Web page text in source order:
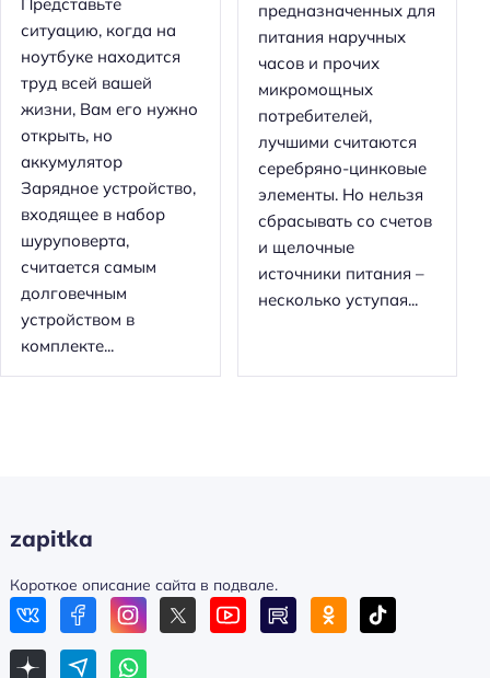
Представьте
ситуацию, когда на
ноутбуке находится
труд всей вашей
жизни, Вам его нужно
открыть, но
аккумулятор
Зарядное устройство,
входящее в набор
шуруповерта,
считается самым
долговечным
устройством в
комплекте...
предназначенных для
питания наручных
часов и прочих
микромощных
потребителей,
лучшими считаются
серебряно-цинковые
элементы. Но нельзя
сбрасывать со счетов
и щелочные
источники питания –
несколько уступая...
zapitka
Короткое описание сайта в подвале.